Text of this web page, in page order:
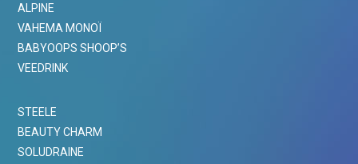
ALPINE
VAHEMA MONOÏ
BABYOOPS SHOOP’S
VEEDRINK
STEELE
BEAUTY CHARM
SOLUDRAINE